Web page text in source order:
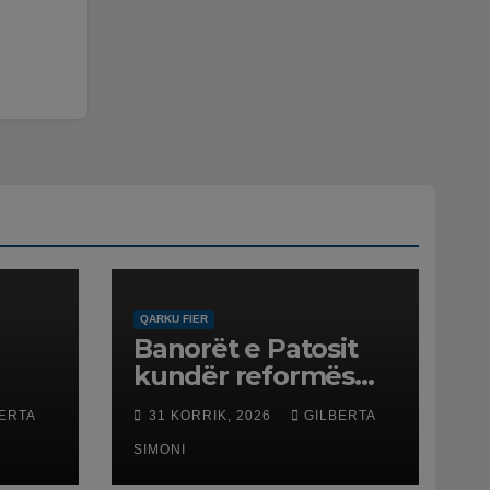
QARKU FIER
Banorët e Patosit
kundër reformës
territoriale: Të mos
humbasim
identitetin e qytetit
31 KORRIK, 2026 GILBERTA
SIMONI